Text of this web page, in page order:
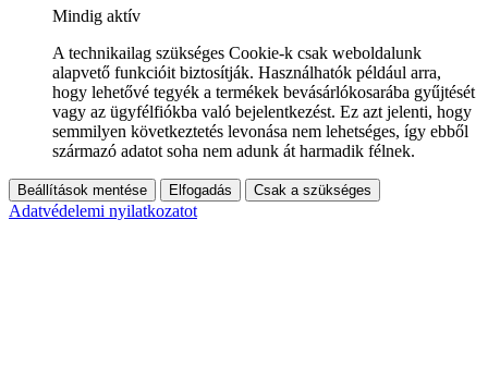
Mindig aktív
A technikailag szükséges Cookie-k csak weboldalunk
alapvető funkcióit biztosítják. Használhatók például arra,
hogy lehetővé tegyék a termékek bevásárlókosarába gyűjtését
vagy az ügyfélfiókba való bejelentkezést. Ez azt jelenti, hogy
semmilyen következtetés levonása nem lehetséges, így ebből
származó adatot soha nem adunk át harmadik félnek.
Beállítások mentése Elfogadás Csak a szükséges
Adatvédelemi nyilatkozatot